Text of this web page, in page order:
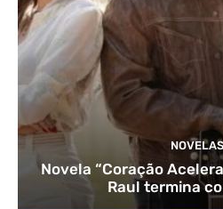
NOVELAS
Novela “Coração
Raul termina